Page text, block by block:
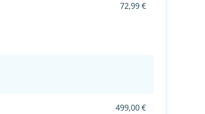
72,99 €
499,00 €